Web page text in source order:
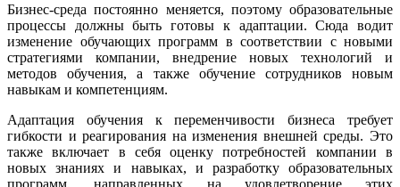
Бизнес-среда постоянно меняется, поэтому образовательные
процессы должны быть готовы к адаптации. Сюда водит
изменение обучающих программ в соответствии с новыми
стратегиями компании, внедрение новых технологий и
методов обучения, а также обучение сотрудников новым
навыкам и компетенциям.
Адаптация обучения к переменчивости бизнеса требует
гибкости и реагирования на изменения внешней среды. Это
также включает в себя оценку потребностей компании в
новых знаниях и навыках, и разработку образовательных
программ, направленных на удовлетворение этих